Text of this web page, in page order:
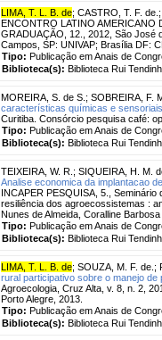
LIMA, T. L. B. de; CASTRO, T. F. de.
ENCONTRO LATINO AMERICANO
GRADUAÇÃO, 12., 2012, São José
Campos, SP: UNIVAP; Brasília DF:
Tipo: Publicação em Anais de
Biblioteca(s): Biblioteca Rui
MOREIRA, S. de S. ; SOBREIRA, F.
características químicas e
Curitiba. Consórcio pesquisa café:
Tipo: Publicação em Anais de
Biblioteca(s): Biblioteca Rui
TEIXEIRA, W. R. ; SIQUEIRA, H. M.
Analise economica da implantacao
INCAPER PESQUISA, 5.,
resiliência dos agroecossistemas :
Nunes de Almeida, Coralline
Tipo: Publicação em Anais de
Biblioteca(s): Biblioteca Rui
LIMA, T. L. B. de; SOUZA, M. F. de. ;
rural participativo sobre o manejo
Agroecologia, Cruz Alta, v. 8, n. 2,
Porto Alegre, 2013.
Tipo: Publicação em Anais de
Biblioteca(s): Biblioteca Rui